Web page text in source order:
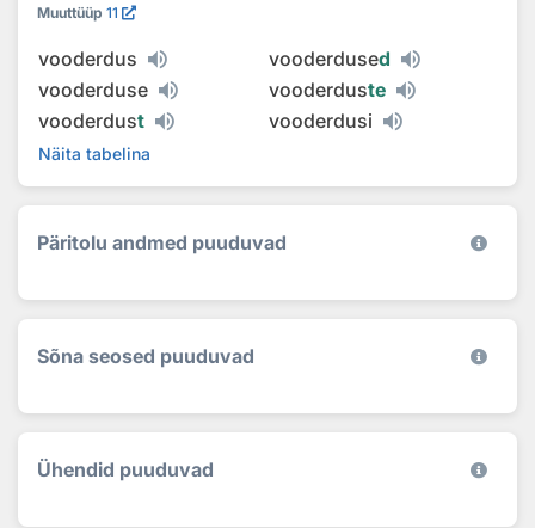
Muuttüüp 11
vooderdus vooderdused
vooderduse
vooderduste
vooderdust vooderdusi
Näita tabelina
Päritolu andmed puuduvad
Sõna seosed puuduvad
Ühendid puuduvad